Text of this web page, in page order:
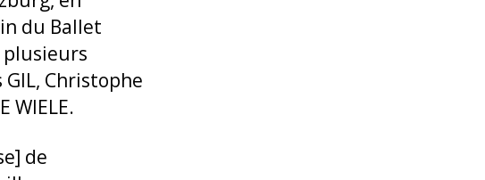
du Ballet
plusieurs
Christophe
WIELE.
de